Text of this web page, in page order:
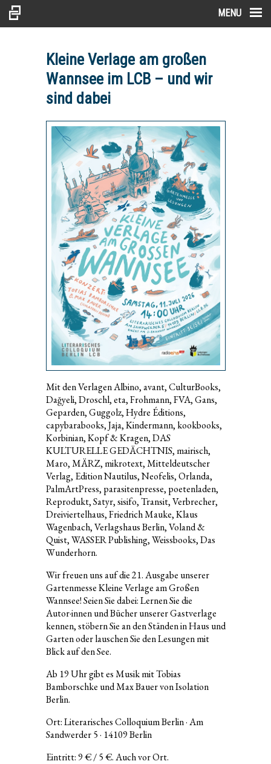
MENU
Kleine Verlage am großen
Wannsee im LCB – und wir
sind dabei
Mit den Verlagen Albino, avant, CulturBooks,
Dağyeli, Droschl, eta, Frohmann, FVA, Gans,
Geparden, Guggolz, Hydre Éditions,
capybarabooks, Jaja, Kindermann, kookbooks,
Korbinian, Kopf & Kragen, DAS
KULTURELLE GEDÄCHTNIS, mairisch,
Maro, MÄRZ, mikrotext, Mitteldeutscher
Verlag, Edition Nautilus, Neofelis, Orlanda,
PalmArtPress, parasitenpresse, poetenladen,
Reprodukt, Satyr, sisifo, Transit, Verbrecher,
Dreiviertelhaus, Friedrich Mauke, Klaus
Wagenbach, Verlagshaus Berlin, Voland &
Quist, WASSER Publishing, Weissbooks, Das
Wunderhorn.
Wir freuen uns auf die 21. Ausgabe unserer
Gartenmesse Kleine Verlage am Großen
Wannsee! Seien Sie dabei: Lernen Sie die
Autor·innen und Bücher unserer Gastverlage
kennen, stöbern Sie an den Ständen in Haus und
Garten oder lauschen Sie den Lesungen mit
Blick auf den See.
Ab 19 Uhr gibt es Musik mit Tobias
Bamborschke und Max Bauer von Isolation
Berlin.
Ort: Literarisches Colloquium Berlin · Am
Sandwerder 5 · 14109 Berlin
Eintritt: 9 € / 5 €. Auch vor Ort.